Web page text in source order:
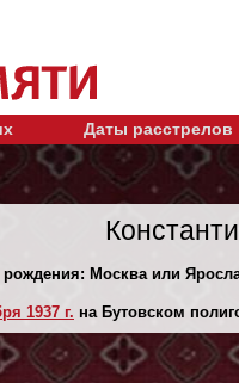
Даты расстрелов
рождения: Москва или
1937 г. на Бутовском